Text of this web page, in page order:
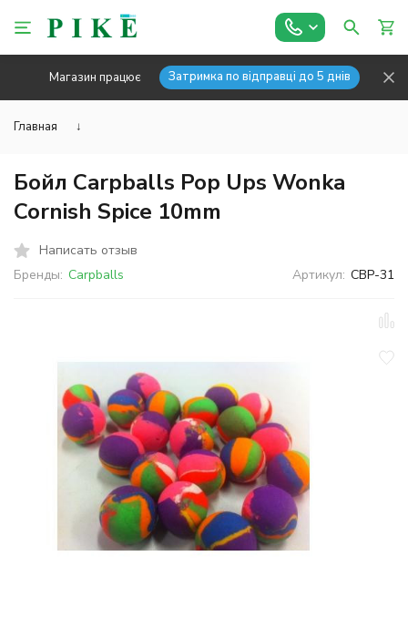
Магазин працює Затримка по відправці до 5 днів
Главная ↓
Бойл Carpballs Pop Ups Wonka
Cornish Spice 10mm
Написать отзыв
Бренды: Carpballs Артикул: CBP-31